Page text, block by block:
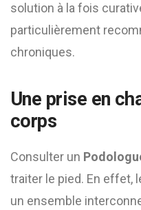
solution à la fois
particulièrement
chroniques.
Une prise en
corps
Consulter un
traiter le pied. En effet,
un ensemble